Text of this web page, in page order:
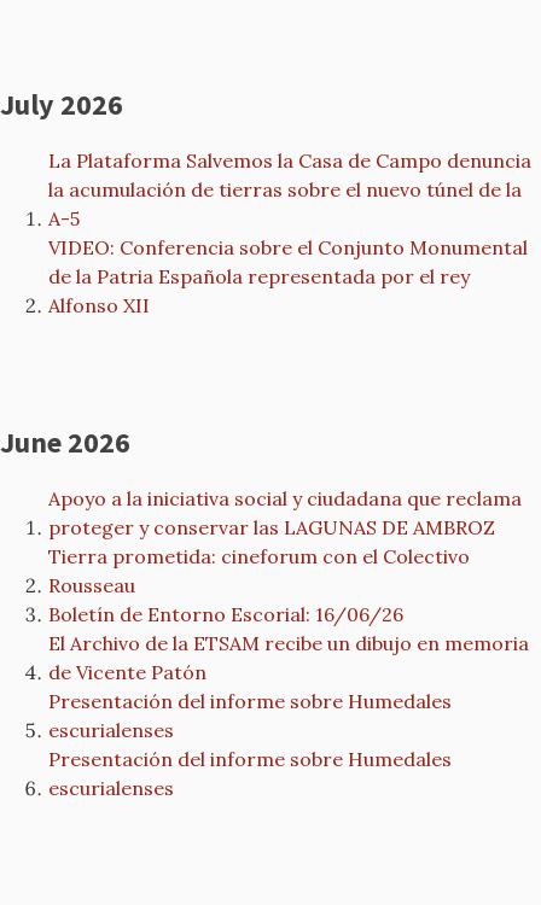
July 2026
La Plataforma Salvemos la Casa de Campo denuncia
la acumulación de tierras sobre el nuevo túnel de la
A-5
VIDEO: Conferencia sobre el Conjunto Monumental
de la Patria Española representada por el rey
Alfonso XII
June 2026
Apoyo a la iniciativa social y ciudadana que reclama
proteger y conservar las LAGUNAS DE AMBROZ
Tierra prometida: cineforum con el Colectivo
Rousseau
Boletín de Entorno Escorial: 16/06/26
El Archivo de la ETSAM recibe un dibujo en memoria
de Vicente Patón
Presentación del informe sobre Humedales
escurialenses
Presentación del informe sobre Humedales
escurialenses